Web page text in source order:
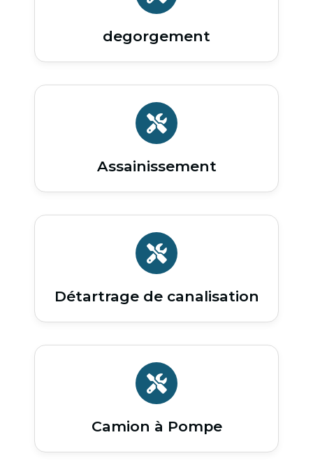
degorgement
Assainissement
Détartrage de canalisation
Camion à Pompe